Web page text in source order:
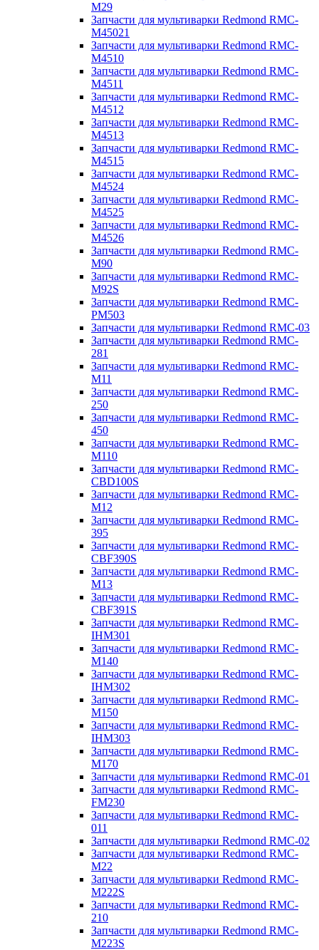
M29
Запчасти для мультиварки Redmond RMC-
M45021
Запчасти для мультиварки Redmond RMC-
M4510
Запчасти для мультиварки Redmond RMC-
M4511
Запчасти для мультиварки Redmond RMC-
M4512
Запчасти для мультиварки Redmond RMC-
M4513
Запчасти для мультиварки Redmond RMC-
M4515
Запчасти для мультиварки Redmond RMC-
M4524
Запчасти для мультиварки Redmond RMC-
M4525
Запчасти для мультиварки Redmond RMC-
M4526
Запчасти для мультиварки Redmond RMC-
M90
Запчасти для мультиварки Redmond RMC-
M92S
Запчасти для мультиварки Redmond RMC-
PM503
Запчасти для мультиварки Redmond RMC-03
Запчасти для мультиварки Redmond RMC-
281
Запчасти для мультиварки Redmond RMC-
M11
Запчасти для мультиварки Redmond RMC-
250
Запчасти для мультиварки Redmond RMC-
450
Запчасти для мультиварки Redmond RMC-
M110
Запчасти для мультиварки Redmond RMC-
CBD100S
Запчасти для мультиварки Redmond RMC-
M12
Запчасти для мультиварки Redmond RMC-
395
Запчасти для мультиварки Redmond RMC-
CBF390S
Запчасти для мультиварки Redmond RMC-
M13
Запчасти для мультиварки Redmond RMC-
CBF391S
Запчасти для мультиварки Redmond RMC-
IHM301
Запчасти для мультиварки Redmond RMC-
M140
Запчасти для мультиварки Redmond RMC-
IHM302
Запчасти для мультиварки Redmond RMC-
M150
Запчасти для мультиварки Redmond RMC-
IHM303
Запчасти для мультиварки Redmond RMC-
M170
Запчасти для мультиварки Redmond RMC-01
Запчасти для мультиварки Redmond RMC-
FM230
Запчасти для мультиварки Redmond RMC-
011
Запчасти для мультиварки Redmond RMC-02
Запчасти для мультиварки Redmond RMC-
M22
Запчасти для мультиварки Redmond RMC-
M222S
Запчасти для мультиварки Redmond RMC-
210
Запчасти для мультиварки Redmond RMC-
M223S